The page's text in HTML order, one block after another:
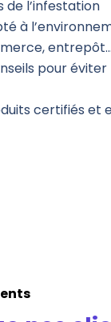
de l’infestation
à
pour éviter
certifiés et